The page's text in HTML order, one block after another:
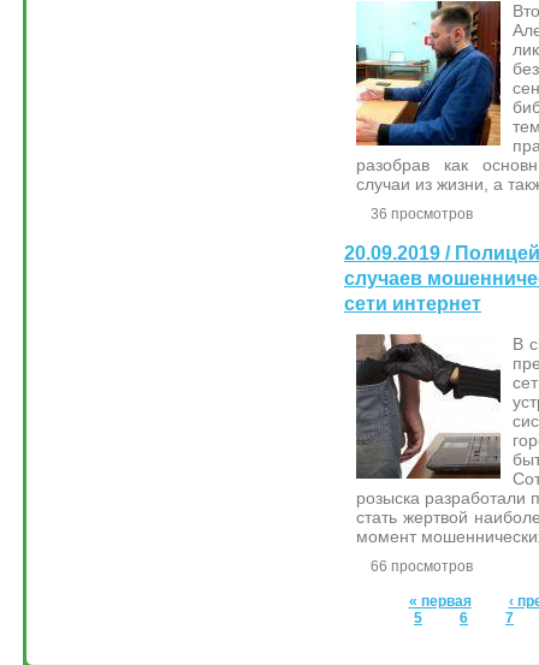
разобрав как
случаи из жизни, а
36 просмотров
20.09.2019 /
случаев
сети интернет
В
розыска разработали
стать жертвой
момент
66 просмотров
Страницы
« первая
‹
5
6 7